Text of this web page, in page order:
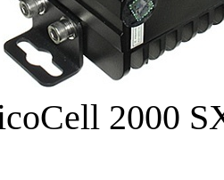
2000